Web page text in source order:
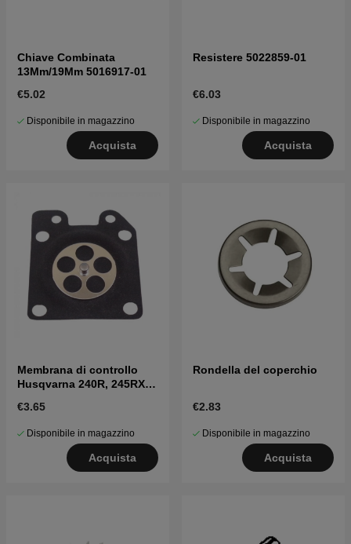
Chiave Combinata
13Mm/19Mm 5016917-01
€5.02
Disponibile in magazzino
Acquista
Resistere 5022859-01
€6.03
Disponibile in magazzino
Acquista
Membrana di controllo
Husqvarna 240R, 245RX,
€3.65
Disponibile in magazzino
Acquista
Rondella del coperchio
€2.83
Disponibile in magazzino
Acquista